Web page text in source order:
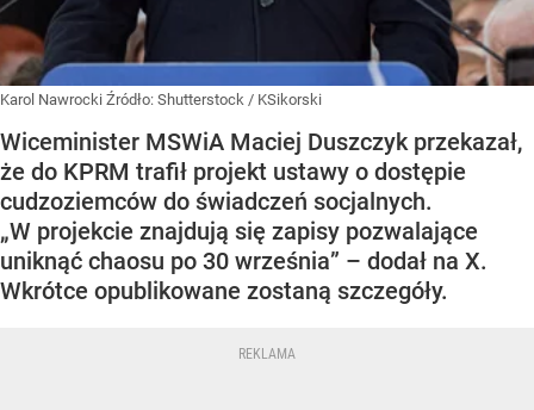
Karol Nawrocki Źródło: Shutterstock / KSikorski
Wiceminister MSWiA Maciej Duszczyk przekazał,
że do KPRM trafił projekt ustawy o dostępie
cudzoziemców do świadczeń socjalnych.
„W projekcie znajdują się zapisy pozwalające
uniknąć chaosu po 30 września” – dodał na X.
Wkrótce opublikowane zostaną szczegóły.